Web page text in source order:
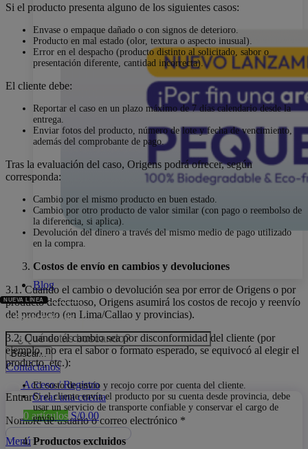
Blog
Especializada
Buscar...
Contáctanos
Acceso / Registro
EntrarCrear una cuenta
Nombre de usuario o correo electrónico *
0 artículos S/0.00
Menú
Si el producto presenta alguno de los siguientes casos:
Envase o empaque dañado o con signos de deterioro.
Producto en mal estado (olor, textura o aspecto inusual).
Error en el despacho (producto distinto al solicitado, sabor o
presentación diferente, cantidad incorrecta).
El cliente debe:
Reportar el caso en un plazo máximo de 7 días calendario desde la
entrega.
Enviar fotos del producto, número de lote y fecha de vencimiento,
además del comprobante de pago.
Tras la evaluación del caso, Origens podrá ofrecer, según
corresponda:
Cambio por el mismo producto en buen estado.
Cambio por otro producto de valor similar (con pago o reembolso de
la diferencia, si aplica).
Devolución del dinero a través del mismo medio de pago utilizado
en la compra.
Costos de envío en cambios y devoluciones
3.1. Cuando el cambio o devolución sea por error de Origens o por
producto defectuoso, Origens asumirá los costos de recojo y reenvío
del producto (en Lima/Callao y provincias).
3.2. Cuando el cambio sea por disconformidad del cliente (por
ejemplo, no era el sabor o formato esperado, se equivocó al elegir el
producto, etc.):
El costo de envío y recojo corre por cuenta del cliente.
Si el cliente envía el producto por su cuenta desde provincia, debe
usar un servicio de transporte confiable y conservar el cargo de
envío.
Productos excluidos